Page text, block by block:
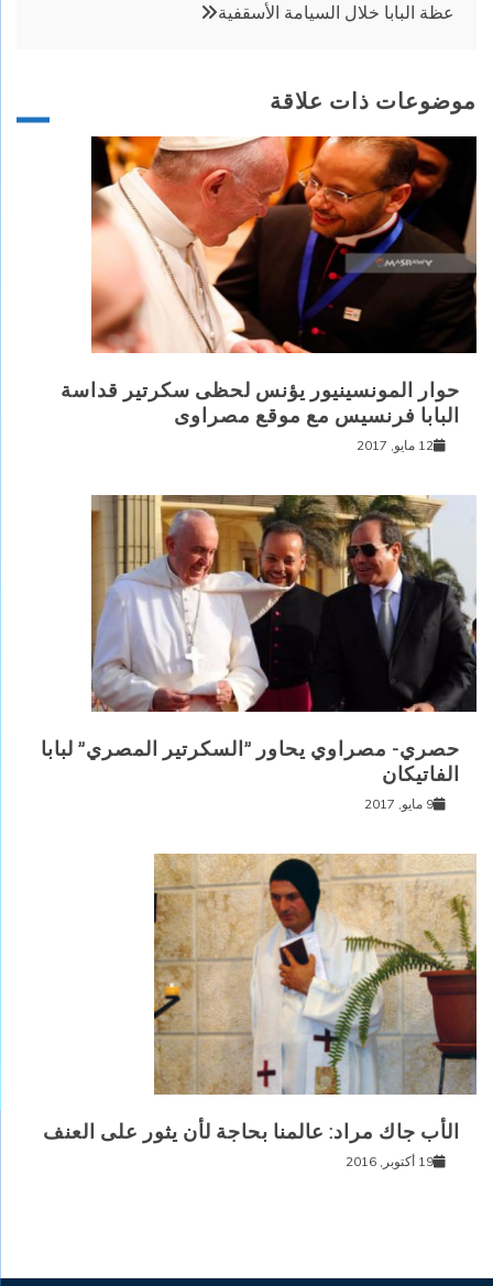
عظة البابا خلال السيامة الأسقفية
موضوعات ذات علاقة
حوار المونسينيور يؤنس لحظى سكرتير قداسة
البابا فرنسيس مع موقع مصراوى
12 مايو, 2017
حصري- مصراوي يحاور ”السكرتير المصري” لبابا
الفاتيكان
9 مايو, 2017
الأب جاك مراد: عالمنا بحاجة لأن يثور على العنف
19 أكتوبر, 2016